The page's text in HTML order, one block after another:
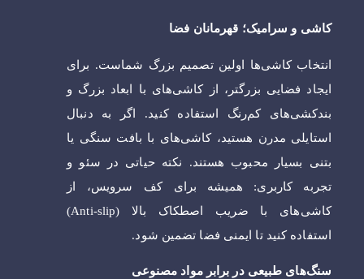
کاشی و سرامیک؛ قهرمانان فضا
انتخاب کاشی‌ها اولین تصمیم بزرگ شماست. برای
ایجاد فضایی بزرگتر، از کاشی‌های با ابعاد بزرگ و
بندکشی‌های کم‌رنگ استفاده کنید. اگر به دنبال
استایلی مدرن هستید، کاشی‌های با بافت سنگی یا
بتنی بسیار محبوب هستند. نکته حیاتی در سئو و
تجربه کاربری: همیشه برای کف سرویس، از
کاشی‌های با ضریب اصطکاک بالا (Anti-slip)
استفاده کنید تا ایمنی فضا تضمین شود.
سنگ‌های طبیعی در برابر مواد مصنوعی